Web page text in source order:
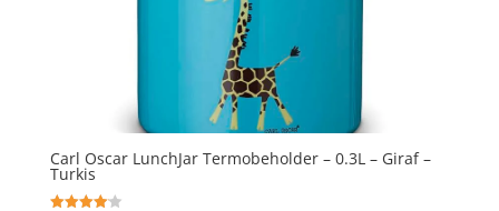
Carl Oscar LunchJar Termobeholder – 0.3L – Giraf –
Turkis